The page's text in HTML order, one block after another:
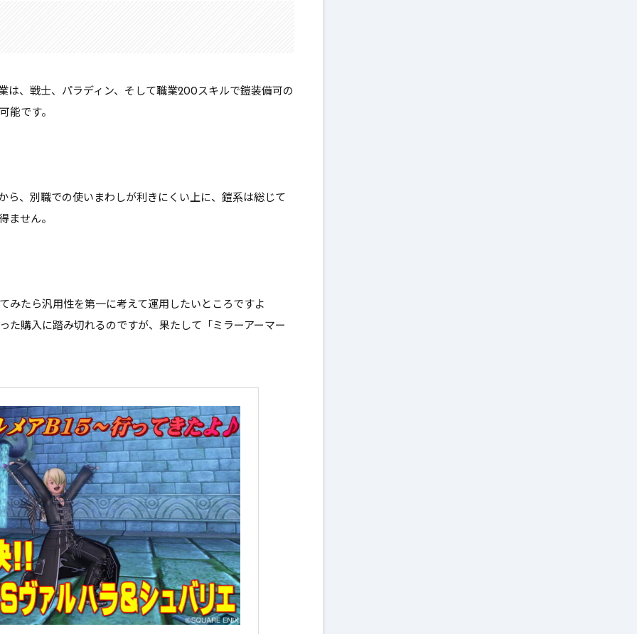
は、戦士、パラディン、そして職業200スキルで鎧装備可の
能です。
ら、別職での使いまわしが利きにくい上に、鎧系は総じて
ません。
みたら汎用性を第一に考えて運用したい ところですよ
購入に踏み切れるのですが、果たして「ミラーアーマー